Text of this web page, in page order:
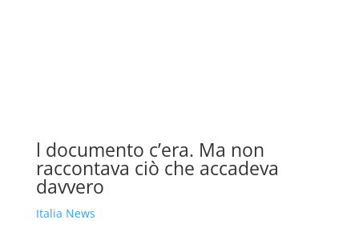
l documento c’era. Ma non
raccontava ciò che accadeva
davvero
Italia News